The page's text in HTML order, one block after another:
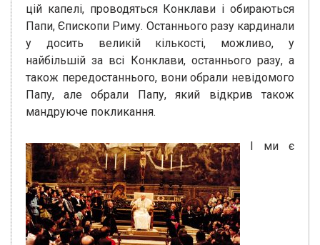
цій капелі, проводяться Конклави і обираються
Папи, Єпископи Риму. Останнього разу кардинали
у досить великій кількості, можливо, у
найбільшій за всі Конклави, останнього разу, а
також передостаннього, вони обрали невідомого
Папу, але обрали Папу, який відкрив також
мандруюче покликання.
І ми є